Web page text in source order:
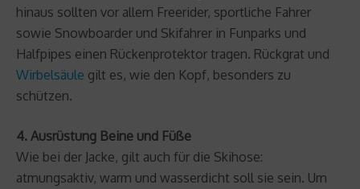
hinaus sollten vor allem Freerider, sportliche Fahrer
sowie Snowboarder und Skifahrer in Funparks und
Halfpipes einen Rückenprotektor tragen. Rückgrat und
Wirbelsäule gilt es, wie den Kopf, besonders zu
schützen.
4. Ausrüstung Beine und Füße
Wie bei der Jacke, gilt auch für die Skihose:
atmungsaktiv, warm und wasserdicht soll sie sein. Um